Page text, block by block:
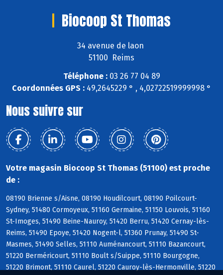
Biocoop St Thomas
34 avenue de laon
51100 Reims
Téléphone :03 26 77 04 89
Coordonnées GPS : 49,2645229 ° , 4,02722519999998 °
Nous suivre sur
Votre magasin Biocoop St Thomas (51100) est proche
de :
08190 Brienne s/Aisne, 08190 Houdilcourt, 08190 Poilcourt-
Sydney, 51480 Cormoyeux, 51160 Germaine, 51150 Louvois, 51160
St-Imoges, 51490 Beine-Nauroy, 51420 Berru, 51420 Cernay-lès-
Reims, 51490 Epoye, 51420 Nogent-l, 51360 Prunay, 51490 St-
Masmes, 51490 Selles, 51110 Auménancourt, 51110 Bazancourt,
51220 Berméricourt, 51110 Boult s/Suippe, 51110 Bourgogne,
51220 Brimont, 51110 Caurel, 51220 Cauroy-lès-Hermonville, 51220